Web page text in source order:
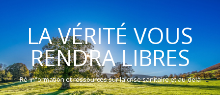
LA VÉRITÉ VOUS
RENDRA LIBRES
Ré-information et ressources sur la crise sanitaire et au-delà